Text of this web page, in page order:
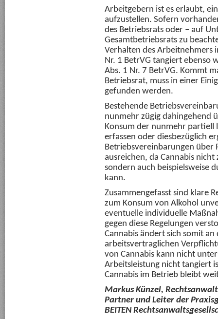
Arbeitgebern ist es erlaubt,
aufzustellen. Sofern
des Betriebsrats oder – auf
Gesamtbetriebsrats zu
Verhalten des Arbeitnehmers
Nr. 1 BetrVG tangiert ebenso
Abs. 1 Nr. 7 BetrVG. Kommt
Betriebsrat, muss in einer
gefunden werden.
Bestehende
nunmehr zügig dahingehend
Konsum der nunmehr partiell
erfassen oder diesbezüglich
Betriebsvereinbarungen über
ausreichen, da Cannabis
sondern auch beispielsweise
kann.
Zusammengefasst sind klare
zum Konsum von Alkohol
eventuelle individuelle
gegen diese Regelungen
Cannabis ändert sich somit
arbeitsvertraglichen
von Cannabis kann nicht
Arbeitsleistung nicht tangiert
Cannabis im Betrieb bleibt
Markus Künzel,
Partner und Leiter der
BEITEN